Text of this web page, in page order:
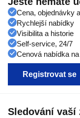
Cena, objednávky
Rychlejší nabídky
Visibilita a historie
Self-service, 24/7
Cenová nabídka
Registrovat se
Sledování vaší